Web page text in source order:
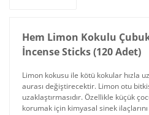
Hem Limon Kokulu
İncense Sticks (120 Adet)
Limon kokusu ile kötü kokular hızla
aurası değiştirecektir. Limon otu
uzaklaştırmasıdır. Özellikle küçük
korumak için kimyasal sinek